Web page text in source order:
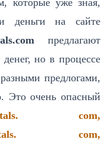
которые уже зная,
деньги на сайте
предлагают
но в процессе
предлогами,
Это очень опасный
com,
com,